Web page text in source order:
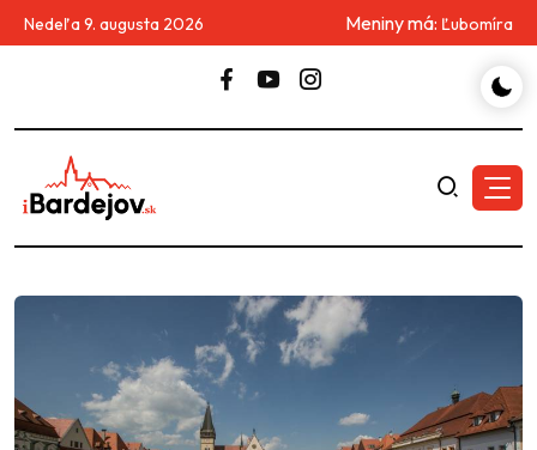
Nedeľa 9. augusta 2026 Meniny má: Ľubomíra